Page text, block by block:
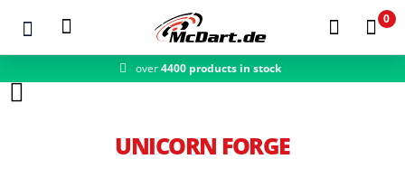
Zum Hauptinhalt springen
0
over4400 products in stock
UNICORN FORGE